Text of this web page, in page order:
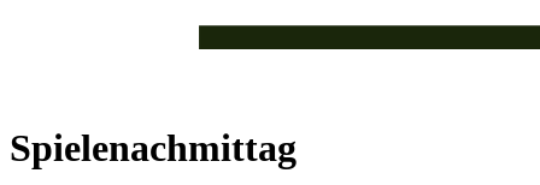
Spielenachmittag